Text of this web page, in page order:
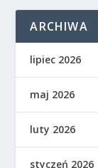
ARCHIWA
lipiec 2026
maj 2026
luty 2026
styczeń 2026